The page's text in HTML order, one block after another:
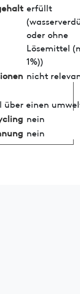
erfüllt
oder ohne
Lösemittel
1%))
nicht
über einen
nein
nein